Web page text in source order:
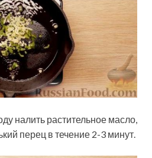
налить растительное масло,
перец в течение 2-3 минут.